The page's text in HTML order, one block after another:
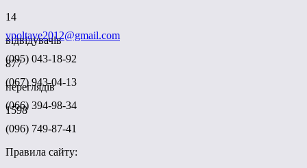
14
відвідувачів
877
переглядів
1598
vpoltave2012@gmail.com
(095) 043-18-92
(067) 943-04-13
(066) 394-98-34
(096) 749-87-41
Правила сайту: